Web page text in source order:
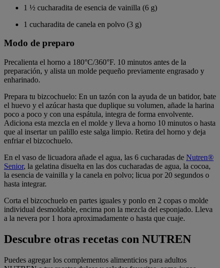
1 ½ cucharadita de esencia de vainilla (6 g)
1 cucharadita de canela en polvo (3 g)
Modo de preparo
Precalienta el horno a 180°C/360°F. 10 minutos antes de la
preparación, y alista un molde pequeño previamente engrasado y
enharinado.
Prepara tu bizcochuelo: En un tazón con la ayuda de un batidor, bate
el huevo y el azúcar hasta que duplique su volumen, añade la harina
poco a poco y con una espátula, integra de forma envolvente.
Adiciona esta mezcla en el molde y lleva a horno 10 minutos o hasta
que al insertar un palillo este salga limpio. Retira del horno y deja
enfriar el bizcochuelo.
En el vaso de licuadora añade el agua, las 6 cucharadas de Nutren®
Senior, la gelatina disuelta en las dos cucharadas de agua, la cocoa,
la esencia de vainilla y la canela en polvo; licua por 20 segundos o
hasta integrar.
Corta el bizcochuelo en partes iguales y ponlo en 2 copas o molde
individual desmoldable, encima pon la mezcla del esponjado. Lleva
a la nevera por 1 hora aproximadamente o hasta que cuaje.
Descubre otras recetas con NUTREN
Puedes agregar los complementos alimenticios para adultos